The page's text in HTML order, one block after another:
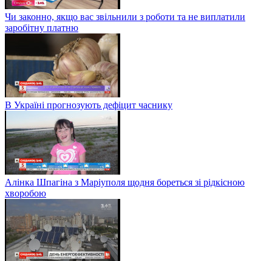
Чи законно, якщо вас звільнили з роботи та не виплатили
заробітну платню
В Україні прогнозують дефіцит часнику
Алінка Шпагіна з Маріуполя щодня бореться зі рідкісною
хворобою